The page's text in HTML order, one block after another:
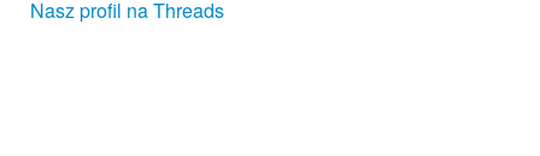
Nasz profil na Threads